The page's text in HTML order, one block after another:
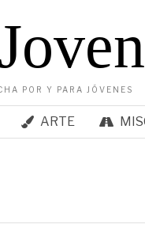
POR Y PARA JÓVENES
ARTE